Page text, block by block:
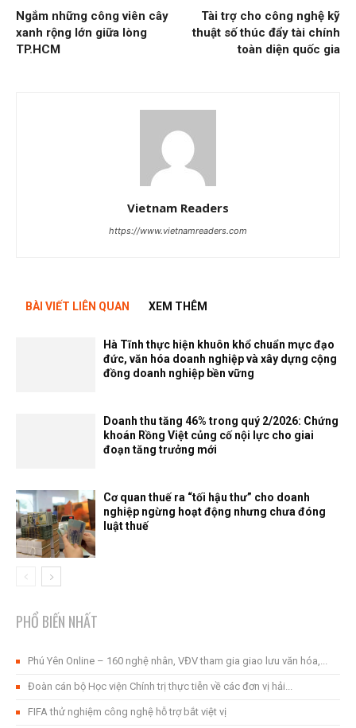
Ngắm những công viên cây
xanh rộng lớn giữa lòng
TP.HCM
Tài trợ cho công nghệ kỹ
thuật số thúc đẩy tài chính
toàn diện quốc gia
Vietnam Readers
https://www.vietnamreaders.com
BÀI VIẾT LIÊN QUAN XEM THÊM
Hà Tĩnh thực hiện khuôn khổ chuẩn mực đạo
đức, văn hóa doanh nghiệp và xây dựng cộng
đồng doanh nghiệp bền vững
Doanh thu tăng 46% trong quý 2/2026: Chứng
khoán Rồng Việt củng cố nội lực cho giai
đoạn tăng trưởng mới
Cơ quan thuế ra “tối hậu thư” cho doanh
nghiệp ngừng hoạt động nhưng chưa đóng
luật thuế
PHỔ BIẾN NHẤT
Phú Yên Online – 160 nghệ nhân, VĐV tham gia giao lưu văn hóa,...
Đoàn cán bộ Học viện Chính trị thực tiễn về các đơn vị hải...
FIFA thử nghiệm công nghệ hỗ trợ bắt việt vị